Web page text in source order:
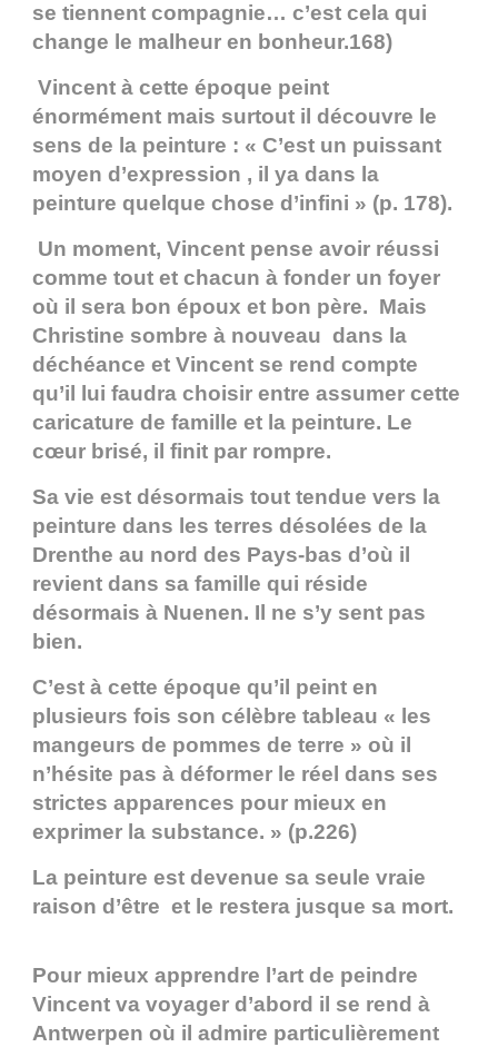
se tiennent compagnie… c’est cela qui
change le malheur en bonheur.168)
Vincent à cette époque peint
énormément mais surtout il découvre le
sens de la peinture : « C’est un puissant
moyen d’expression , il ya dans la
peinture quelque chose d’infini » (p. 178).
Un moment, Vincent pense avoir réussi
comme tout et chacun à fonder un foyer
où il sera bon époux et bon père. Mais
Christine sombre à nouveau dans la
déchéance et Vincent se rend compte
qu’il lui faudra choisir entre assumer cette
caricature de famille et la peinture. Le
cœur brisé, il finit par rompre.
Sa vie est désormais tout tendue vers la
peinture dans les terres désolées de la
Drenthe au nord des Pays-bas d’où il
revient dans sa famille qui réside
désormais à Nuenen. Il ne s’y sent pas
bien.
C’est à cette époque qu’il peint en
plusieurs fois son célèbre tableau « les
mangeurs de pommes de terre » où il
n’hésite pas à déformer le réel dans ses
strictes apparences pour mieux en
exprimer la substance. » (p.226)
La peinture est devenue sa seule vraie
raison d’être et le restera jusque sa mort.
Pour mieux apprendre l’art de peindre
Vincent va voyager d’abord il se rend à
Antwerpen où il admire particulièrement